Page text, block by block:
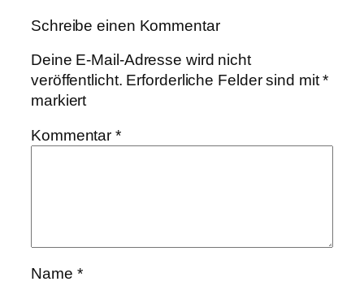
Schreibe einen Kommentar
Deine E-Mail-Adresse wird nicht
veröffentlicht. Erforderliche Felder sind mit*
markiert
Kommentar*
Name *